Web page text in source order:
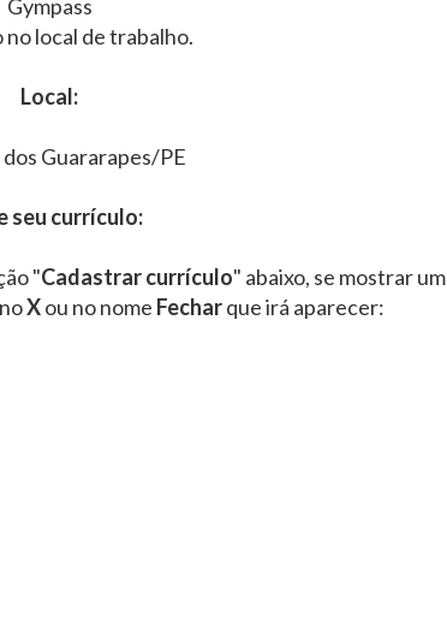
Gympass
local de trabalho.
Local:
Guararapes/PE
seu currículo:
"Cadastrar currículo" abaixo, se mostrar um
Xou no nome Fecharque irá aparecer: